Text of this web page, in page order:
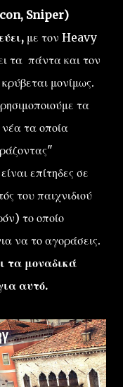
Sniper)
με τον Heavy
τα πάντα και τον
μονίμως.
τα
τα οποία
επίτηδες σε
του παιχνιδιού
το οποίο
να το αγοράσεις.
τα μοναδικά
αυτό.